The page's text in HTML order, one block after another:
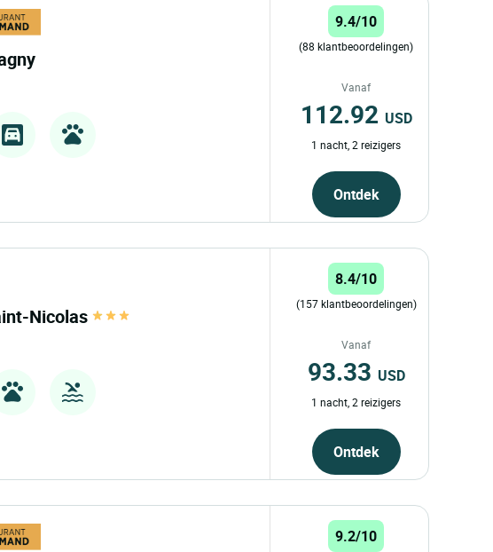
9.4/10
(88 klantbeoordelingen)
Vanaf
112.92 USD
1 nacht, 2 reizigers
Ontdek
Nicolas
8.4/10
(157 klantbeoordelingen)
Vanaf
93.33 USD
1 nacht, 2 reizigers
Ontdek
9.2/10